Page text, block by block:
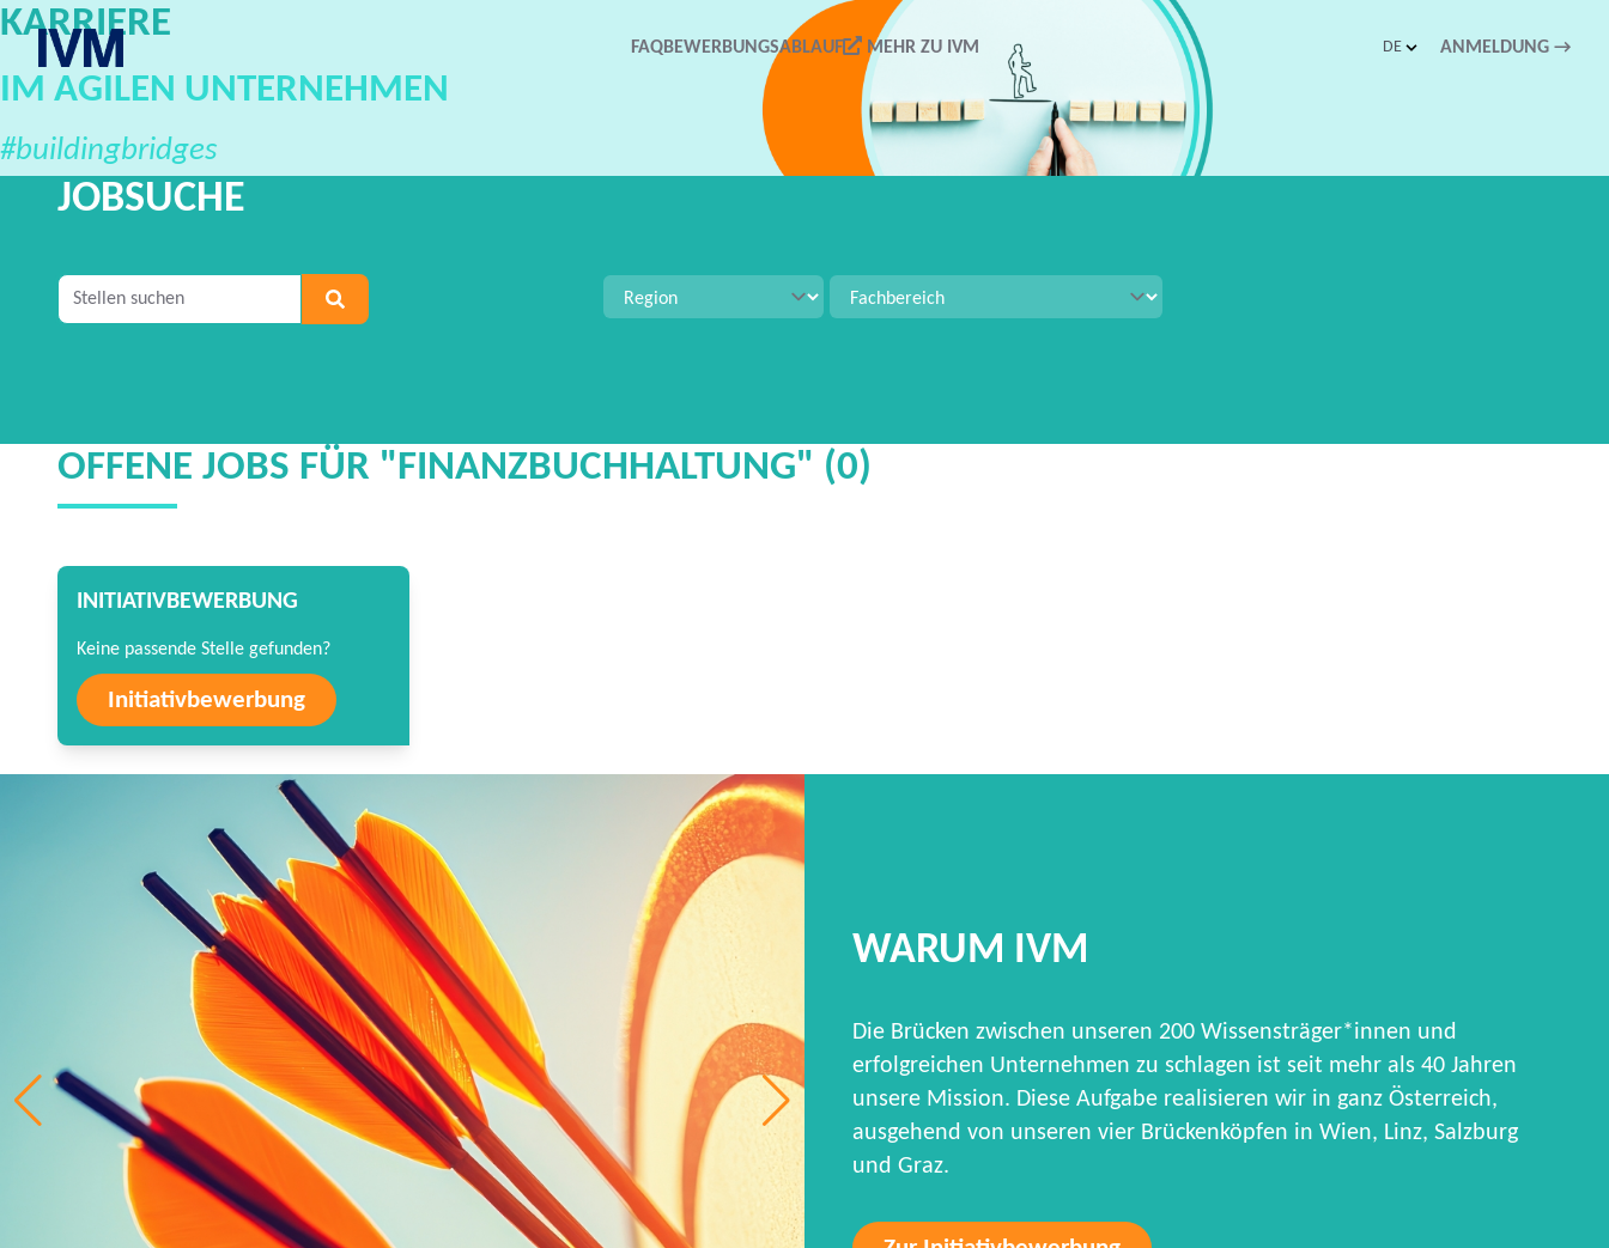
IVM Karriereportal FAQBEWERBUNGSABLAUF MEHR ZU IVM DE ANMELDUNG →
KARRIERE
IM AGILEN UNTERNEHMEN
#buildingbridges
JOBSUCHE
OFFENE JOBS FÜR "FINANZBUCHHALTUNG" (0)
INITIATIVBEWERBUNG
Keine passende Stelle gefunden?
Initiativbewerbung
WARUM IVM
Die Brücken zwischen unseren 200 Wissensträger*innen und
erfolgreichen Unternehmen zu schlagen ist seit mehr als 40 Jahren
unsere Mission. Diese Aufgabe realisieren wir in ganz Österreich,
ausgehend von unseren vier Brückenköpfen in Wien, Linz, Salzburg
und Graz.